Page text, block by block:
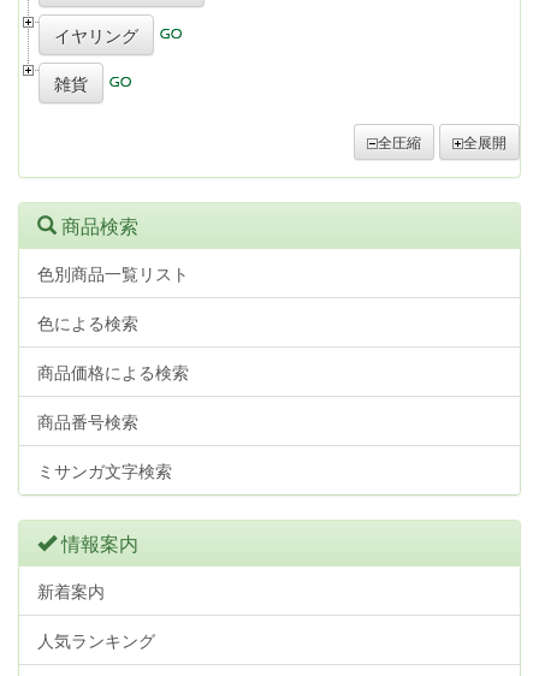
イヤリング
雑貨
全圧縮 全展開
商品検索
色別商品一覧リスト
色による検索
商品価格による検索
商品番号検索
ミサンガ文字検索
情報案内
新着案内
人気ランキング